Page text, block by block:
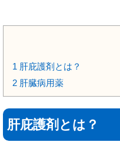
1 肝庇護剤とは？
2 肝臓病用薬
肝庇護剤とは？